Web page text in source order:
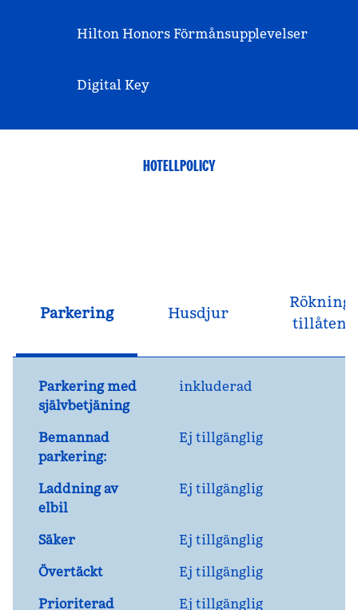
Hilton Honors Förmånsupplevelser
Digital Key
HOTELLPOLICY
Parkering Husdjur
Rökning
tillåten
Parkering med
självbetjäning
inkluderad
Bemannad
parkering:
Ej tillgänglig
Laddning av
elbil
Ej tillgänglig
Säker
Ej tillgänglig
Övertäckt
Ej tillgänglig
Prioriterad
Ej tillgänglig